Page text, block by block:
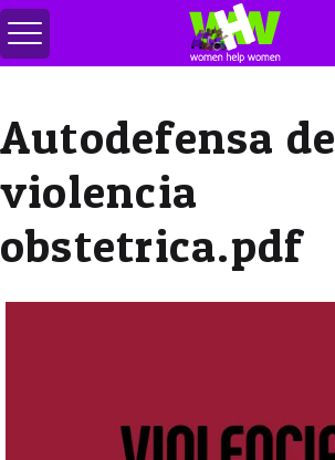
Alternar
menú
Autodefensa de
violencia
obstetrica.pdf